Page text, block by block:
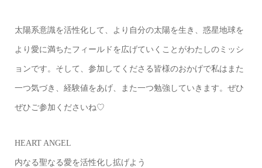
太陽系意識を活性化して、より自分の太陽を生き、惑星地球を
より愛に満ちたフィールドを広げていくことがわたしのミッシ
ョンです。そして、参加してくださる皆様のおかげで私はまた
一つ気づき、経験値をあげ、また一つ勉強していきます。ぜひ
ぜひご参加くださいね♡
HEART ANGEL
内なる聖なる愛を活性化し拡げよう